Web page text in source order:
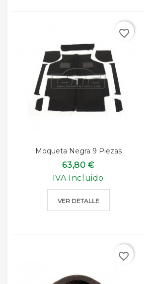
Moqueta Negra 9 Piezas
63,80 €
IVA Incluido
VER DETALLE
favorite_border
favorite_border